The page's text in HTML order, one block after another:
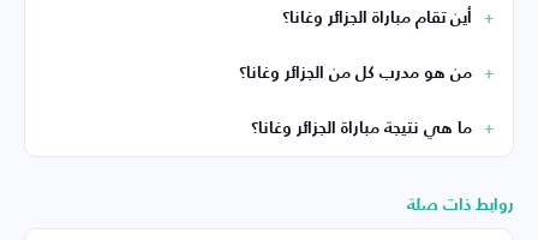
أين تقام مباراة الجزائر وغانا؟
من هو مدرب كل من الجزائر وغانا؟
ما هي نتيجة مباراة الجزائر وغانا؟
روابط ذات صلة